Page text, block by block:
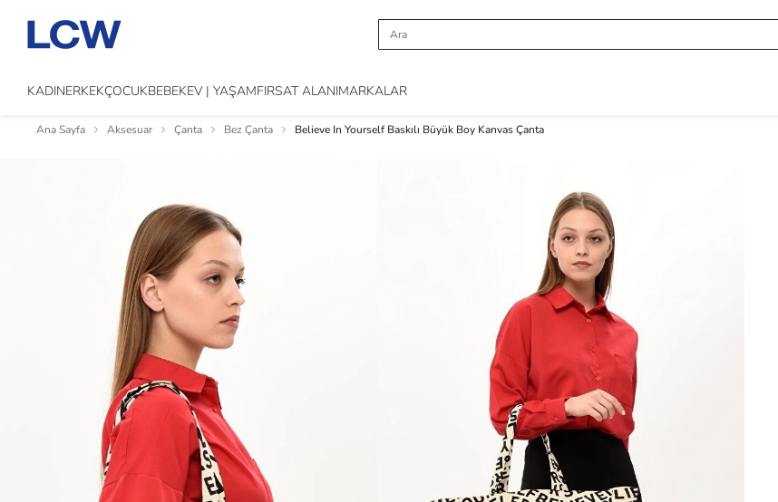
KADINERKEKÇOCUKBEBEKEV | YAŞAMFIRSAT ALANIMARKALAR
Ana Sayfa Aksesuar Çanta Bez Çanta Believe In Yourself Baskılı Büyük Boy Kanvas Çanta